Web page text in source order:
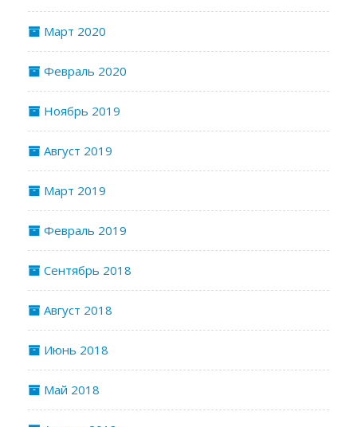
Март 2020
Февраль 2020
Ноябрь 2019
Август 2019
Март 2019
Февраль 2019
Сентябрь 2018
Август 2018
Июнь 2018
Май 2018